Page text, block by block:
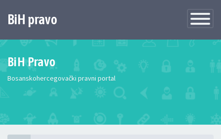
Toggle
BiH pravo
BiH Pravo
Bosanskohercegovački pravni portal